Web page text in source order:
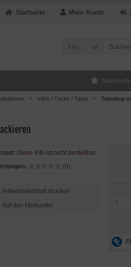
Mein Konto
Startseite
Alle
Merkzettel
Infos / Tricks / Tipps Teleskop
Diese Info ist nicht bestellbar
(0)
Artikeldatenblatt drucken